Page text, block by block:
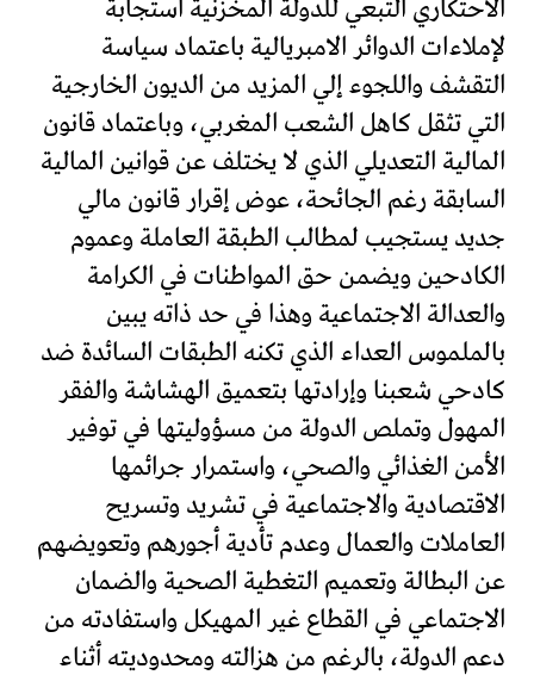
الاحتكاري التبعي للدولة المخزنية استجابة
لإملاءات الدوائر الامبريالية باعتماد سياسة
التقشف واللجوء إلي المزيد من الديون الخارجية
التي تثقل كاهل الشعب المغربي، وباعتماد قانون
المالية التعديلي الذي لا يختلف عن قوانين المالية
السابقة رغم الجائحة، عوض إقرار قانون مالي
جديد يستجيب لمطالب الطبقة العاملة وعموم
الكادحين ويضمن حق المواطنات في الكرامة
والعدالة الاجتماعية وهذا في حد ذاته يبين
بالملموس العداء الذي تكنه الطبقات السائدة ضد
كادحي شعبنا وإرادتها بتعميق الهشاشة والفقر
المهول وتملص الدولة من مسؤوليتها في توفير
الأمن الغذائي والصحي، واستمرار جرائمها
الاقتصادية والاجتماعية في تشريد وتسريح
العاملات والعمال وعدم تأدية أجورهم وتعويضهم
عن البطالة وتعميم التغطية الصحية والضمان
الاجتماعي في القطاع غير المهيكل واستفادته من
دعم الدولة، بالرغم من هزالته ومحدوديته أثناء